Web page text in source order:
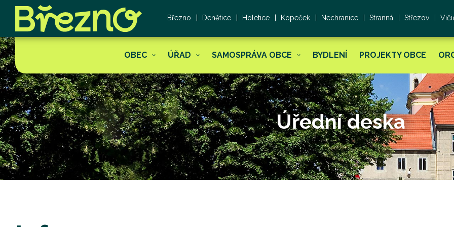
Březno Denětice Holetice Kopeček Nechranice Stranná Střezov
OBEC ÚŘAD SAMOSPRÁVA OBCE BYDLENÍ PROJEKTY OBCE
Úřední deska